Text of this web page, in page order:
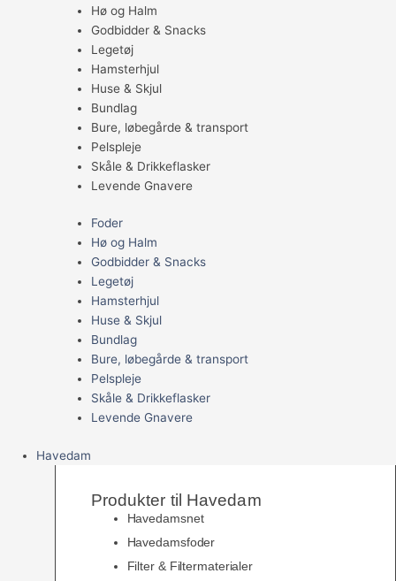
Hø og Halm
Godbidder & Snacks
Legetøj
Hamsterhjul
Huse & Skjul
Bundlag
Bure, løbegårde & transport
Pelspleje
Skåle & Drikkeflasker
Levende Gnavere
Foder
Hø og Halm
Godbidder & Snacks
Legetøj
Hamsterhjul
Huse & Skjul
Bundlag
Bure, løbegårde & transport
Pelspleje
Skåle & Drikkeflasker
Levende Gnavere
Havedam
Produkter til Havedam
Havedamsnet
Havedamsfoder
Filter & Filtermaterialer